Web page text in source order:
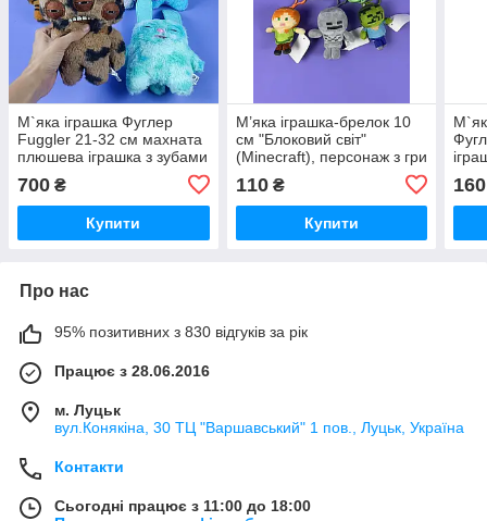
М`яка іграшка Фуглер
Fuggler 21-32 см махната
плюшева іграшка з зубами
улюбленець Фаглер
700 ₴
Купити
М’яка іграшка-брелок 10
см "Блоковий світ"
(Minecraft), персонаж з гри
Майнкрафт, м’яка підвіска,
для дітей та фанатів
MW16411
110₴
Купити
160
Про нас
95% позитивних з 830 відгуків за рік
Працює з 28.06.2016
м. Луцьк
вул.Конякіна, 30 ТЦ "Варшавський" 1 пов., Луцьк, Україна
Контакти
Сьогодні працює з 11:00 до 18:00